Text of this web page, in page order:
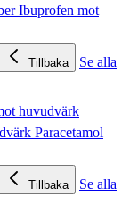
Ibuprofen mot
Tillbaka
Se alla
huvudvärk
Paracetamol
Tillbaka
Se alla